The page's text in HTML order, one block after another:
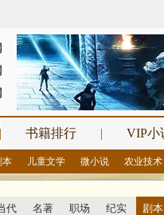
| 书籍排行 | VIP小
本 儿童文学 微小说 农业技术
代 名著 职场 纪实 剧本